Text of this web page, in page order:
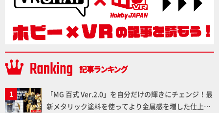
「MG 百式 Ver.2.0」を自分だけの輝きにチェンジ！最
新メタリック塗料を使ってより金属感を増した仕上が